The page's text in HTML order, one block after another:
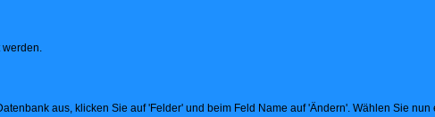
aus, klicken Sie auf 'Felder' und beim Feld Name auf 'Ändern'. Wählen Sie nun